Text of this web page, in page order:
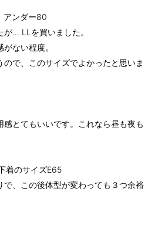
アンダー80
が… LLを買いました。
ない程度。
で、このサイズでよかったと思いま
感とてもいいです。これなら昼も夜も
着のサイズE65
で、この後体型が変わっても３つ余裕